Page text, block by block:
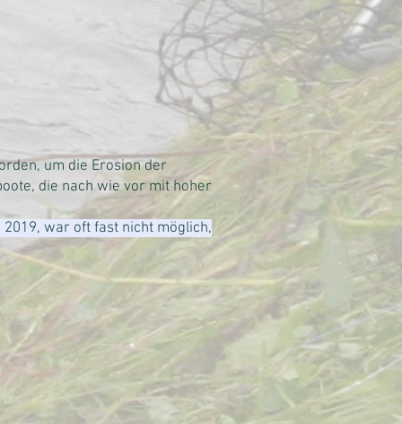
um die Erosion der
die nach wie vor mit hoher
2019, war oft fast nicht möglich,